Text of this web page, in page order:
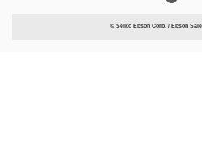
© Seiko Epson Corp. / Epson